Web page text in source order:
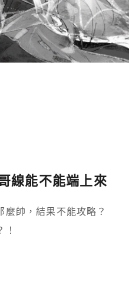
線能不能端上來
帥，結果不能攻略？